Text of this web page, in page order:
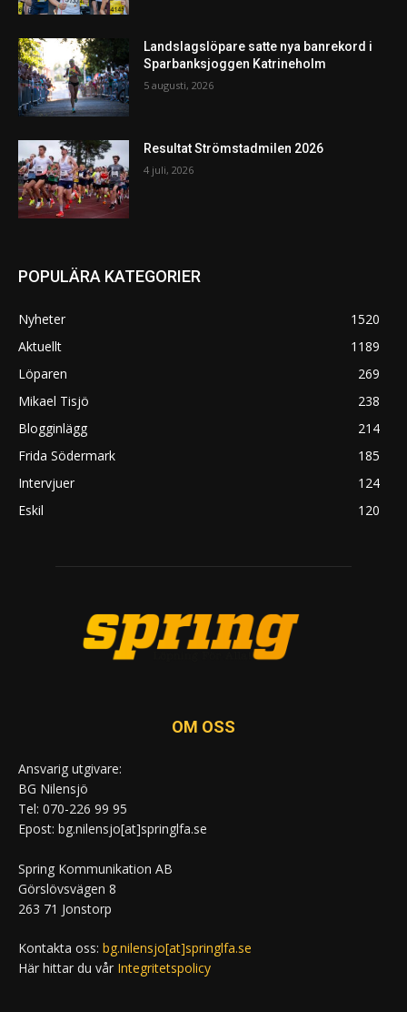
Landslagslöpare satte nya banrekord i
Sparbanksjoggen Katrineholm
5 augusti, 2026
Resultat Strömstadmilen 2026
4 juli, 2026
POPULÄRA KATEGORIER
Nyheter
1520
Aktuellt
1189
Löparen
269
Mikael Tisjö
238
Blogginlägg
214
Frida Södermark
185
Intervjuer
124
Eskil
120
OM OSS
Ansvarig utgivare:
BG Nilensjö
Tel: 070-226 99 95
Epost: bg.nilensjo[at]springlfa.se
Spring Kommunikation AB
Görslövsvägen 8
263 71 Jonstorp
Kontakta oss: bg.nilensjo[at]springlfa.se
Här hittar du vår Integritetspolicy